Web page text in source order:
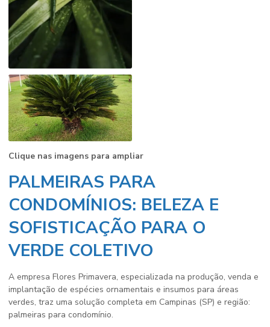
Clique nas imagens para ampliar
PALMEIRAS PARA
CONDOMÍNIOS: BELEZA E
SOFISTICAÇÃO PARA O
VERDE COLETIVO
A empresa Flores Primavera, especializada na produção, venda e
implantação de espécies ornamentais e insumos para áreas
verdes, traz uma solução completa em Campinas (SP) e região:
palmeiras para condomínio.